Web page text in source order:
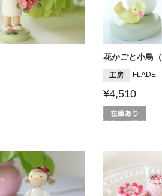
花かごと小鳥（
工房 FLADE
¥4,510